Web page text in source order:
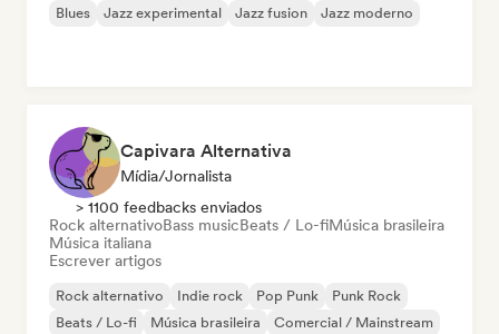
Blues Jazz experimental Jazz fusion Jazz moderno
Capivara Alternativa
Mídia/Jornalista
> 1100 feedbacks enviados
Rock alternativoBass musicBeats / Lo-fiMúsica brasileira
Música italiana
Escrever artigos
Rock alternativo Indie rock Pop Punk
Punk Rock
Beats / Lo-fi
Música brasileira Comercial / Mainstream